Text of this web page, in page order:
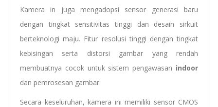
Kamera in juga mengadopsi sensor generasi baru
dengan tingkat sensitivitas tinggi dan desain sirkuit
berteknologi maju. Fitur resolusi tinggi dengan tingkat
kebisingan serta distorsi gambar yang rendah
membuatnya cocok untuk sistem pengawasan indoor
dan pemrosesan gambar.
Secara keseluruhan, kamera ini memiliki sensor CMOS